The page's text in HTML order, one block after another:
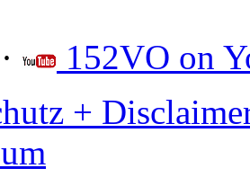
·
152VO on
+